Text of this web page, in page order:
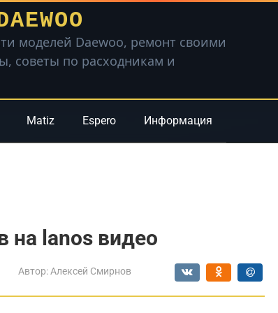
моделей Daewoo, ремонт своими
советы по расходникам и
Matiz Espero Информация
на lanos видео
Автор: Алексей Смирнов